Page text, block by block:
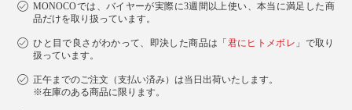
MONOCOでは、バイヤーが実際に3週間以上使い、本当に満足した商
品だけを取り扱っています。
ひと目で良さがわかって、即決した商品は「 君にヒトメボレ 」で取り
扱っています。
正午までのご注文（支払い済み）は当日出荷いたします。
※在庫のある商品に限ります。